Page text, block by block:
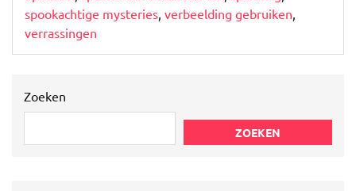
spookachtige mysteries, verbeelding gebruiken,
verrassingen
Zoeken
ZOEKEN